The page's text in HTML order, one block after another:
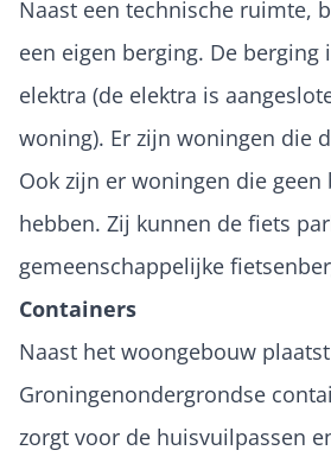
Naast een technische ruimte,
een eigen berging. De
elektra (de elektra is
woning). Er zijn woningen die
Ook zijn er woningen die
hebben. Zij kunnen de fiets
gemeenschappelijke
Containers
Naast het woongebouw
Groningenondergrondse
zorgt voor de huisvuilpassen